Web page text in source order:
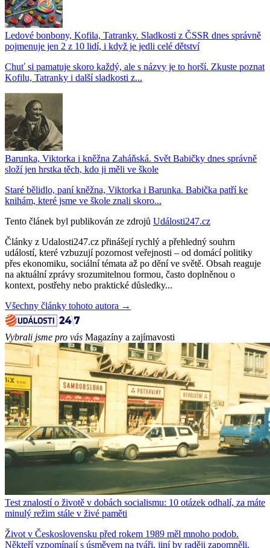
Ledové bonbony, Kofila, Tatranky. Sladkosti z ČSSR dnes správně
pojmenuje jen 2 z 10 lidí, i když je jedli celé dětství
Chuť si pamatuje skoro každý, ale s názvy je to horší. Zkuste poznat
Kofilu, Tatranky i další sladkosti z...
Barunka, Viktorka i kněžna Zaháňská. Svět Babičky dnes správně
složí jen hrstka těch, kdo ji měli ve škole
Staré bělidlo, paní kněžna, Viktorka i Barunka. Babička patří ke
knihám, které jsme ve škole znali skoro...
Tento článek byl publikován ze zdrojů Události247.cz
Články z Udalosti247.cz přinášejí rychlý a přehledný souhrn
událostí, které vzbuzují pozornost veřejnosti – od domácí politiky
přes ekonomiku, sociální témata až po dění ve světě. Obsah reaguje
na aktuální zprávy srozumitelnou formou, často doplněnou o
kontext, postřehy nebo praktické důsledky...
Všechny články tohoto autora →
Vybrali jsme pro vás Magazíny a zajímavosti
Test znalostí o životě v dobách socialismu: 10 otázek odhalí, za máte
minulý režim stále v živé paměti
Život v Československu před rokem 1989 měl mnoho podob.
Někteří vzpomínají s úsměvem na tváři, jiní by raději zapomněli.